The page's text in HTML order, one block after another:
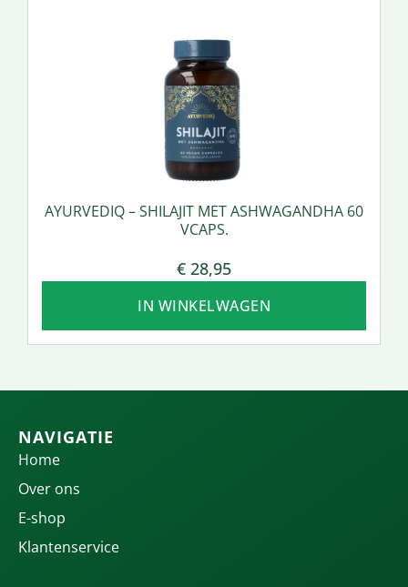
AYURVEDIQ – SHILAJIT MET ASHWAGANDHA 60
VCAPS.
€ 28,95
IN WINKELWAGEN
NAVIGATIE
Home
Over ons
E-shop
Klantenservice